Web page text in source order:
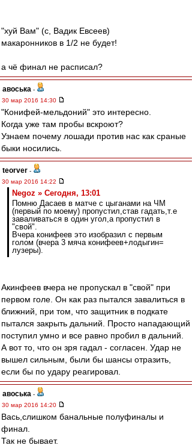
"хуй Вам" (с, Вадик Евсеев)
макаронников в 1/2 не будет!
а чё финал не расписал?
авоська -
30 мар 2016 14:30
"Конифей-мельдоний" это интересно.
Когда уже там пробы вскроют?
Узнаем почему лошади против нас как сраные
быки носились.
teorver -
30 мар 2016 14:22
Negoz » Сегодня, 13:01
Помню Дасаев в матче с цыганами на ЧМ
(первый по моему) пропустил,став гадать,т.е
заваливаться в один угол,а пропустил в
"свой".
Вчера конифеев это изобразил с первым
голом (вчера 3 мяча конифеев+лодыгин=
лузеры).
Акинфеев вчера не пропускал в "свой" при
первом голе. Он как раз пытался завалиться в
ближний, при том, что защитник в подкате
пытался закрыть дальний. Просто нападающий
поступил умно и все равно пробил в дальний.
А вот то, что он зря гадал - согласен. Удар не
вышел сильным, были бы шансы отразить,
если бы по удару реагировал.
авоська -
30 мар 2016 14:20
Вась,слишком банальные полуфиналы и
финал.
Так не бывает.